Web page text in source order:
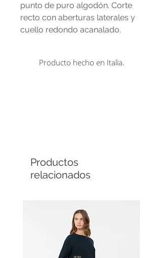
punto de puro algodón. Corte
recto con aberturas laterales y
cuello redondo acanalado.
Producto hecho en Italia.
Productos
relacionados